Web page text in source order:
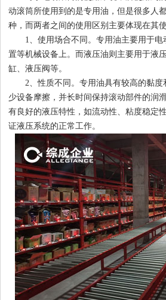
1 2 3 4
动滚筒所使用到的是专用油，但是很多人
种，而两者之间的使用区别主要体现在其
1、使用场合不同。专用油主要用于
置等机械设备上。而液压油则主要用于液
缸、液压阀等。
2、性质不同。专用油具有较高的黏
少设备摩擦，并长时间保持滚动部件的润
有良好的液压特性，如流动性、粘度稳定
证液压系统的正常工作。